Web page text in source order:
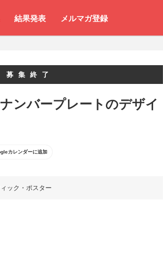
結果発表 メルマガ登録
募集終了
ンバープレートのデザイ
カレンダーに追加
ック・ポスター